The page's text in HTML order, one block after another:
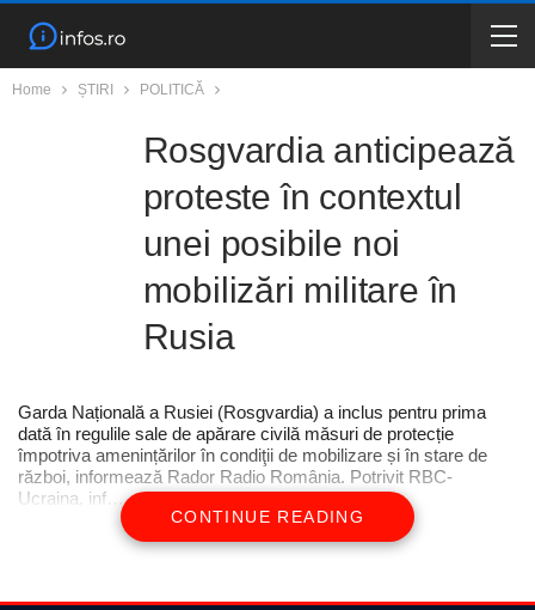
Home ȘTIRI POLITICĂ
Rosgvardia anticipează
proteste în contextul
unei posibile noi
mobilizări militare în
Rusia
Garda Națională a Rusiei (Rosgvardia) a inclus pentru prima
dată în regulile sale de apărare civilă măsuri de protecție
împotriva amenințărilor în condiţii de mobilizare și în stare de
război, informează Rador Radio România. Potrivit RBC-
Ucraina, inf…
CONTINUE READING